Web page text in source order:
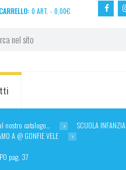
CARRELLO: 0 ART. - 0,00€
nostro catalogo…
SCUOLA INFANZIA
A @ GONFIE VELE
pag. 37